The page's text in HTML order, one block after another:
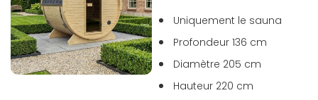
Uniquement le sauna
Profondeur 136 cm
Diamètre 205 cm
Hauteur 220 cm